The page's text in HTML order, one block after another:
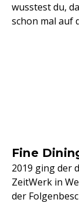
wusstest du,
schon mal auf
Fine
2019 ging der
ZeitWerk in
der